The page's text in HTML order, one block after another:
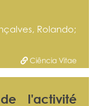
Rolando;
Ciência Vitae
l'activité